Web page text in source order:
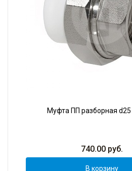
Муфта ПП разборная
740.00руб.
В корзину